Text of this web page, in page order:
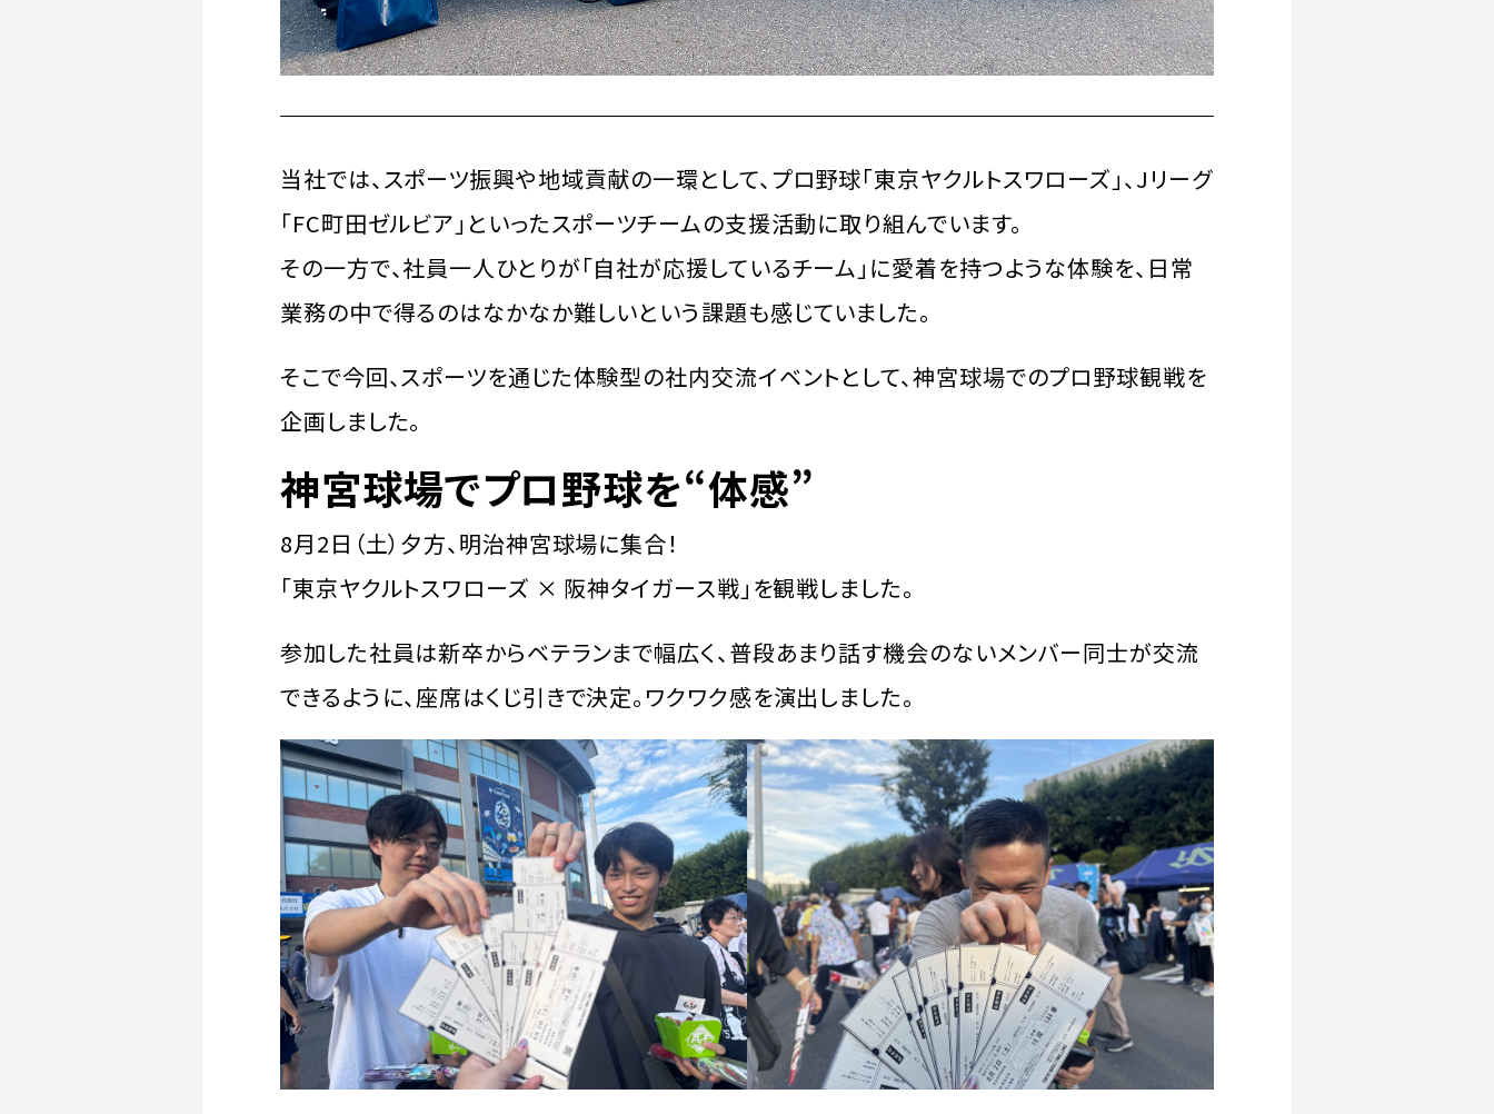
当社では、スポーツ振興や地域貢献の一環として、プロ野球「東京ヤクルトスワローズ」、Jリーグ
「FC町田ゼルビア」といったスポーツチームの支援活動に取り組んでいます。
その一方で、社員一人ひとりが「自社が応援しているチーム」に愛着を持つような体験を、日常
業務の中で得るのはなかなか難しいという課題も感じていました。
そこで今回、スポーツを通じた体験型の社内交流イベントとして、神宮球場でのプロ野球観戦を
企画しました。
神宮球場でプロ野球を“体感”
8月2日（土）夕方、明治神宮球場に集合！
「東京ヤクルトスワローズ × 阪神タイガース戦」を観戦しました。
参加した社員は新卒からベテランまで幅広く、普段あまり話す機会のないメンバー同士が交流
できるように、座席はくじ引きで決定。ワクワク感を演出しました。